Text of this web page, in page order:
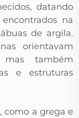
datando
na
de argila.
orientavam
mas também
e estruturas
como a grega e